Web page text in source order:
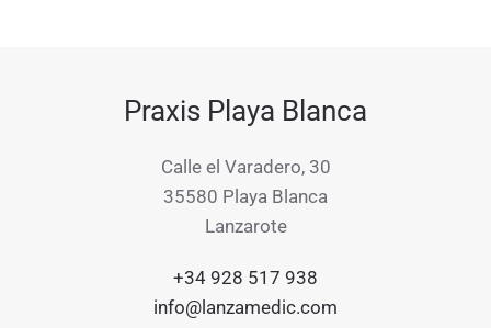
Praxis Playa Blanca
Calle el Varadero, 30
35580 Playa Blanca
Lanzarote
+34 928 517 938
info@lanzamedic.com